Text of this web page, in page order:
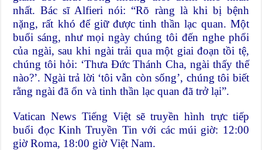
nhất. Bác sĩ Alfieri nói: “Rõ ràng là khi bị bệnh
nặng, rất khó để giữ được tinh thần lạc quan. Một
buổi sáng, như mọi ngày chúng tôi đến nghe phổi
của ngài, sau khi ngài trải qua một giai đoạn tồi tệ,
chúng tôi hỏi: ‘Thưa Đức Thánh Cha, ngài thấy thế
nào?’. Ngài trả lời ‘tôi vẫn còn sống’, chúng tôi biết
rằng ngài đã ổn và tinh thần lạc quan đã trở lại”.
Vatican News Tiếng Việt sẽ truyền hình trực tiếp
buổi đọc Kinh Truyền Tin với các múi giờ: 12:00
giờ Roma, 18:00 giờ Việt Nam.